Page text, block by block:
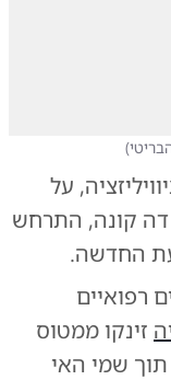
)
על
דה קונה, התרחש
החדשה.
רפואיים
זינקו ממטוס
שמי האי